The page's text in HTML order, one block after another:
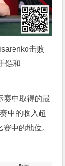
击败
链和
赛中取得的最
中的收入超
中的地位。